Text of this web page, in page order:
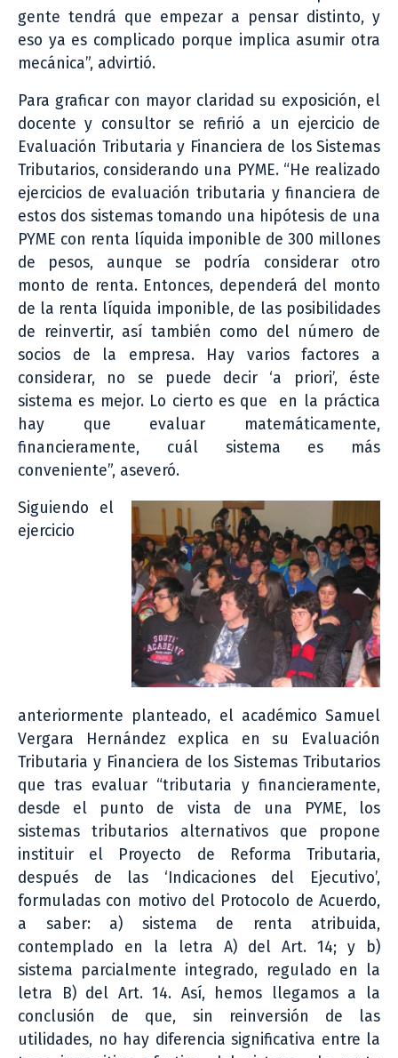
gente tendrá que empezar a pensar distinto, y
eso ya es complicado porque implica asumir otra
mecánica”, advirtió.
Para graficar con mayor claridad su exposición, el
docente y consultor se refirió a un ejercicio de
Evaluación Tributaria y Financiera de los Sistemas
Tributarios, considerando una PYME. “He realizado
ejercicios de evaluación tributaria y financiera de
estos dos sistemas tomando una hipótesis de una
PYME con renta líquida imponible de 300 millones
de pesos, aunque se podría considerar otro
monto de renta. Entonces, dependerá del monto
de la renta líquida imponible, de las posibilidades
de reinvertir, así también como del número de
socios de la empresa. Hay varios factores a
considerar, no se puede decir ‘a priori’, éste
sistema es mejor. Lo cierto es que en la práctica
hay que evaluar matemáticamente,
financieramente, cuál sistema es más
conveniente”, aseveró.
Siguiendo el
ejercicio
anteriormente planteado, el académico Samuel
Vergara Hernández explica en su Evaluación
Tributaria y Financiera de los Sistemas Tributarios
que tras evaluar “tributaria y financieramente,
desde el punto de vista de una PYME, los
sistemas tributarios alternativos que propone
instituir el Proyecto de Reforma Tributaria,
después de las ‘Indicaciones del Ejecutivo’,
formuladas con motivo del Protocolo de Acuerdo,
a saber: a) sistema de renta atribuida,
contemplado en la letra A) del Art. 14; y b)
sistema parcialmente integrado, regulado en la
letra B) del Art. 14. Así, hemos llegamos a la
conclusión de que, sin reinversión de las
utilidades, no hay diferencia significativa entre la